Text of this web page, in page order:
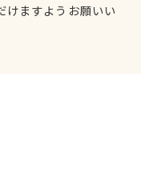
けますようお願いい